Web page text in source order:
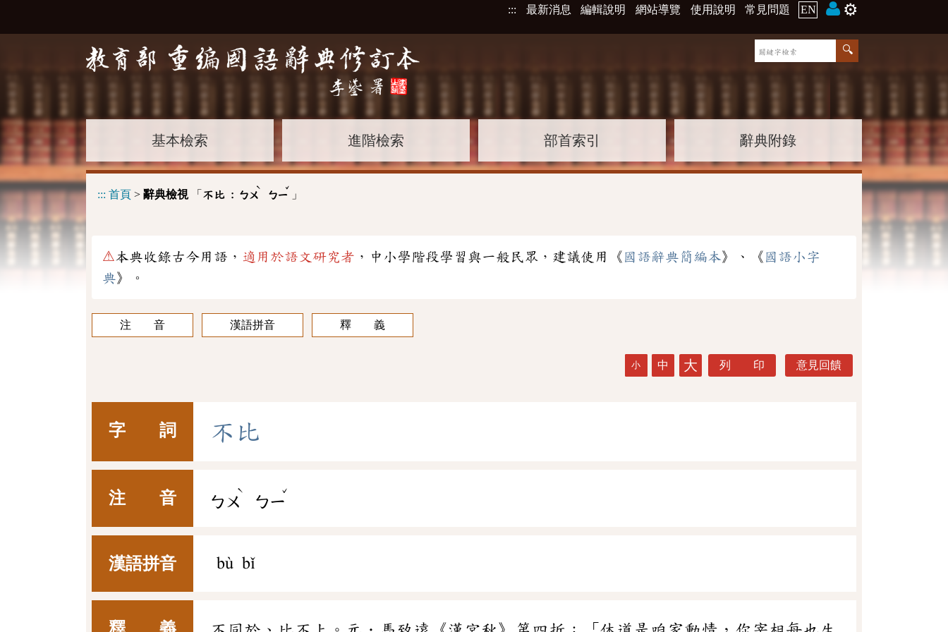
::: 最新消息 編輯說明 網站導覽 使用說明 常見問題 EN ⚙️
基本檢索 進階檢索 部首索引 辭典附錄
::: 首頁 > 辭典檢視「 不比 : ㄅㄨ
ˋ
ㄅㄧ
ˇ
」
⚠本典收錄古今用語， 適用於語文研究者 ，中小學階段學習與一般民眾，建議使用《 國語辭典簡編本》、《 國語小字
典》。
注 音 漢語拼音 釋 義
小 中 大 列 印 意見回饋
字 詞 不 比
注 音 ㄅㄨ
ˋ
ㄅㄧ
ˇ
漢語拼音 bù bǐ